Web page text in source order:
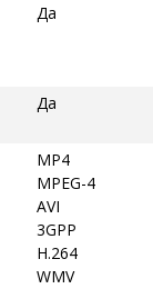
Да
Да
MP4
MPEG-4
AVI
3GPP
H.264
WMV